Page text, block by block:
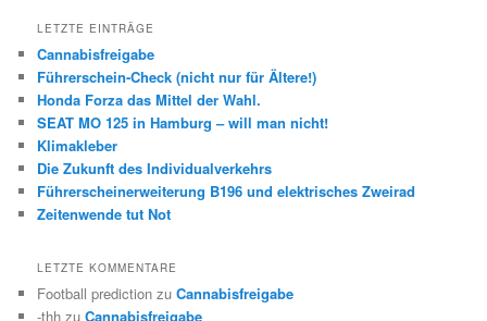
LETZTE EINTRÄGE
Cannabisfreigabe
Führerschein-Check (nicht nur für Ältere!)
Honda Forza das Mittel der Wahl.
SEAT MO 125 in Hamburg – will man nicht!
Klimakleber
Die Zukunft des Individualverkehrs
Führerscheinerweiterung B196 und elektrisches Zweirad
Zeitenwende tut Not
LETZTE KOMMENTARE
Football prediction zuCannabisfreigabe
-thh zuCannabisfreigabe